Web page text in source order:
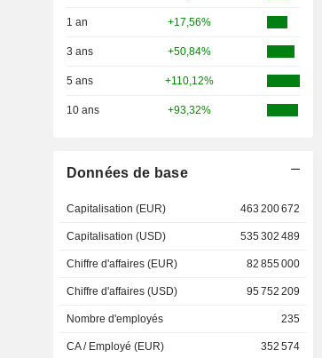
1 an +17,56%
3 ans +50,84%
5 ans +110,12%
10 ans +93,32%
Données de base
Capitalisation (EUR) 463 200 672
Capitalisation (USD) 535 302 489
Chiffre d'affaires (EUR) 82 855 000
Chiffre d'affaires (USD) 95 752 209
Nombre d'employés 235
CA / Employé (EUR) 352 574